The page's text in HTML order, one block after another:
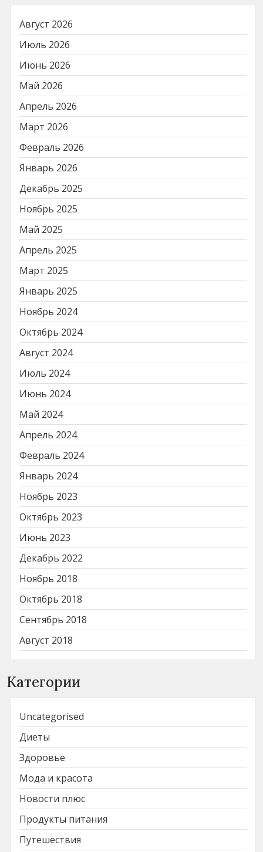
Август 2026
Июль 2026
Июнь 2026
Май 2026
Апрель 2026
Март 2026
Февраль 2026
Январь 2026
Декабрь 2025
Ноябрь 2025
Май 2025
Апрель 2025
Март 2025
Январь 2025
Ноябрь 2024
Октябрь 2024
Август 2024
Июль 2024
Июнь 2024
Май 2024
Апрель 2024
Февраль 2024
Январь 2024
Ноябрь 2023
Октябрь 2023
Июнь 2023
Декабрь 2022
Ноябрь 2018
Октябрь 2018
Сентябрь 2018
Август 2018
Категории
Uncategorised
Диеты
Здоровье
Мода и красота
Новости плюс
Продукты питания
Путешествия